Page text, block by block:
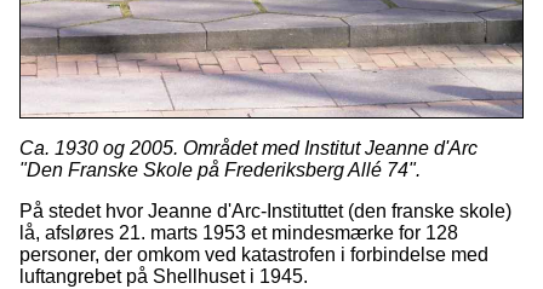
Ca. 1930 og 2005. Området med Institut Jeanne d'Arc
"Den Franske Skole på Frederiksberg Allé 74".
På stedet hvor Jeanne d'Arc-Instituttet (den franske skole)
lå, afsløres 21. marts 1953 et mindesmærke for 128
personer, der omkom ved katastrofen i forbindelse med
luftangrebet på Shellhuset i 1945.